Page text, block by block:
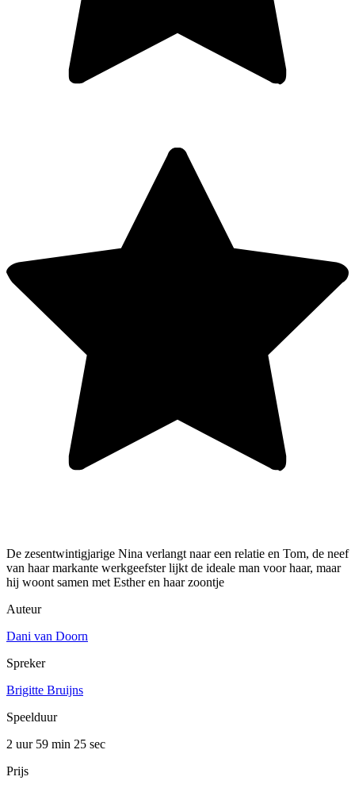
De zesentwintigjarige Nina verlangt naar een relatie en Tom, de neef
van haar markante werkgeefster lijkt de ideale man voor haar, maar
hij woont samen met Esther en haar zoontje
Auteur
Dani van Doorn
Spreker
Brigitte Bruijns
Speelduur
2 uur 59 min 25 sec
Prijs